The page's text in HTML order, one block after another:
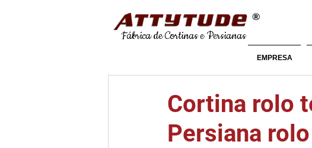
Fábrica de Cortinas e Persianas
®
EMPRESA
Cortina rolo
Persiana